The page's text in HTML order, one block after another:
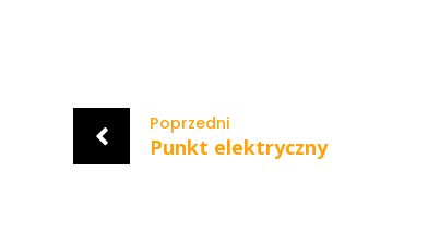
Poprzedni
Punkt elektryczny